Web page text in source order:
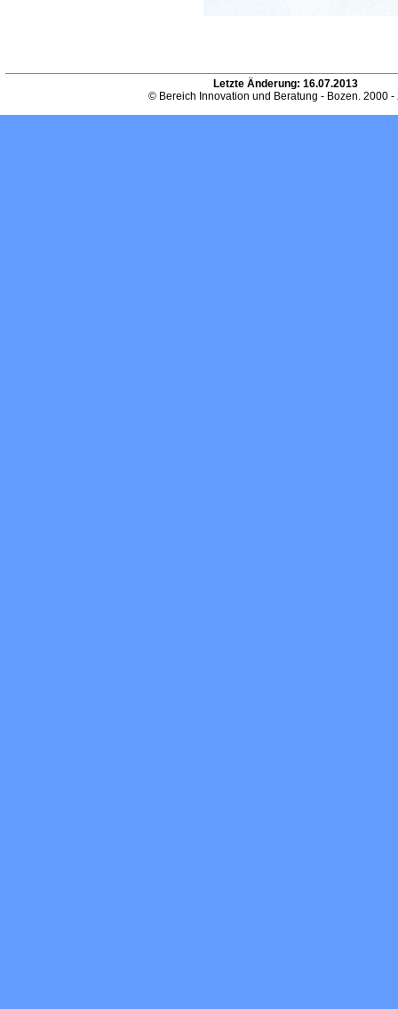
Letzte Änderung: 16.07.2013
© Bereich Innovation und Beratung - Bozen. 2000 -